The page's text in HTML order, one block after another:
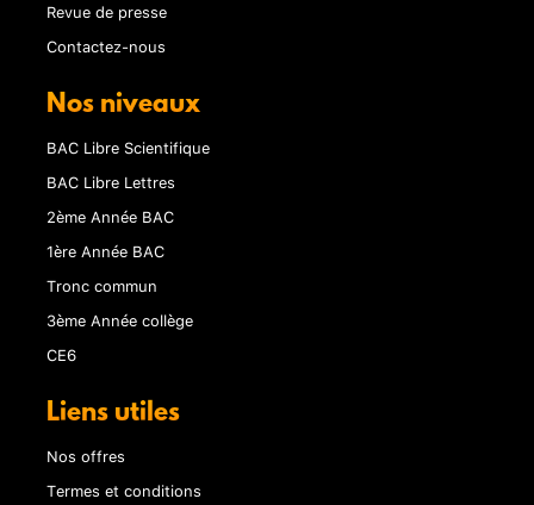
Revue de presse
Contactez-nous
Nos niveaux
BAC Libre Scientifique
BAC Libre Lettres
2ème Année BAC
1ère Année BAC
Tronc commun
3ème Année collège
CE6
Liens utiles
Nos offres
Termes et conditions